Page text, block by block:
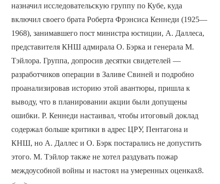
назначил исследовательскую группу по Кубе, куда
включил своего брата Роберта Фрэнсиса Кеннеди (1925—
1968), занимавшего пост министра юстиции, А. Даллеса,
представителя КНШ адмирала О. Бэрка и генерала М.
Тэйлора. Группа, допросив десятки свидетелей —
разработчиков операции в Заливе Свиней и подробно
проанализировав историю этой авантюры, пришла к
выводу, что в планировании акции были допущены
ошибки. Р. Кеннеди настаивал, чтобы итоговый доклад
содержал больше критики в адрес ЦРУ, Пентагона и
КНШ, но А. Даллес и О. Бэрк постарались не допустить
этого. М. Тэйлор также не хотел раздувать пожар
междоусобной войны и настоял на умеренных оценках8.